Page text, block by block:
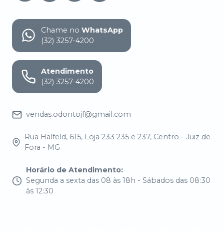
Chame no WhatsApp
(32) 3257-4200
Atendimento
(32) 3257-4200
vendas.odontojf@gmail.com
Rua Halfeld, 615, Loja 233 235 e 237, Centro - Juiz de
Fora - MG
Horário de Atendimento:
Segunda a sexta das 08 às 18h - Sábados das 08:30
às 12:30